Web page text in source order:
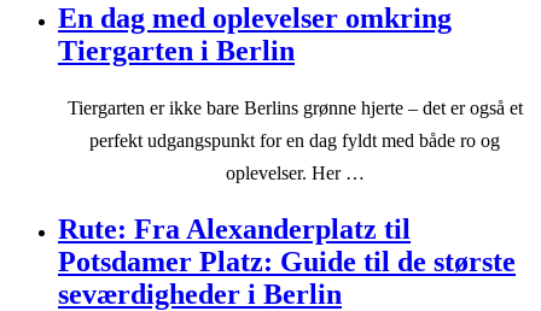
En dag med oplevelser omkring
Tiergarten i Berlin
Tiergarten er ikke bare Berlins grønne hjerte – det er også et
perfekt udgangspunkt for en dag fyldt med både ro og
oplevelser. Her …
Rute: Fra Alexanderplatz til
Potsdamer Platz: Guide til de største
seværdigheder i Berlin